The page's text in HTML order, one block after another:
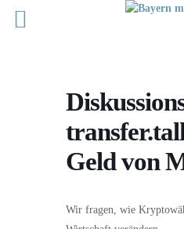
Geld von
Wir fragen, wie